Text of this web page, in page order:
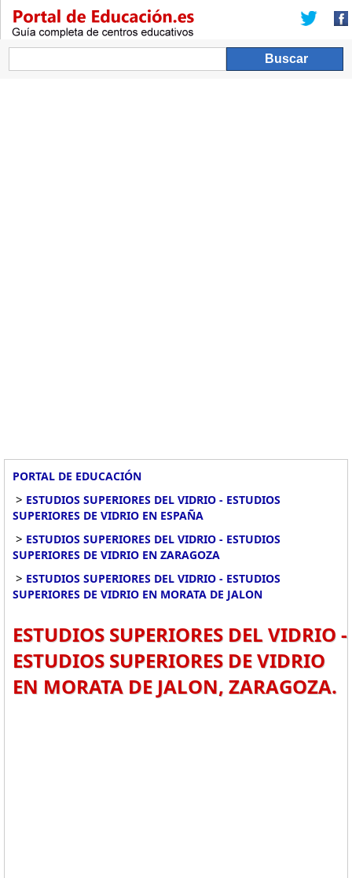
PORTAL DE EDUCACIÓN
> ESTUDIOS SUPERIORES DEL VIDRIO - ESTUDIOS
SUPERIORES DE VIDRIO EN ESPAÑA
> ESTUDIOS SUPERIORES DEL VIDRIO - ESTUDIOS
SUPERIORES DE VIDRIO EN ZARAGOZA
> ESTUDIOS SUPERIORES DEL VIDRIO - ESTUDIOS
SUPERIORES DE VIDRIO EN MORATA DE JALON
ESTUDIOS SUPERIORES DEL VIDRIO -
ESTUDIOS SUPERIORES DE VIDRIO
EN MORATA DE JALON, ZARAGOZA.